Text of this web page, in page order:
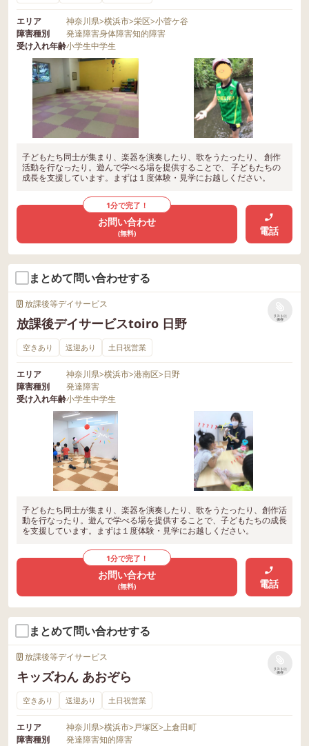
エリア 神奈川県>横浜市>栄区>小菅ケ谷
障害種別
発達障害身体障害知的障害
受け入れ年齢小学生中学生
子どもたち同士が集まり、楽器を演奏したり、歌をうたったり、 創作
活動を行なったり。遊んで学べる場を提供することで、 子どもたちの
成長を支援しています。まずは１度体験・見学にお越しください。
1分で完了！
お問い合わせ
(無料) 電話
まとめて問い合わせする
放課後等デイサービス
放課後デイサービスtoiro 日野
リストに
保存
空きあり 送迎あり 土日祝営業
エリア 神奈川県>横浜市>港南区>日野
障害種別
発達障害
受け入れ年齢小学生中学生
子どもたち同士が集まり、楽器を演奏したり、歌をうたったり、創作活
動を行なったり。遊んで学べる場を提供することで、子どもたちの成長
を支援しています。まずは１度体験・見学にお越しください。
1分で完了！
お問い合わせ
(無料) 電話
まとめて問い合わせする
放課後等デイサービス
キッズわん あおぞら
リストに
保存
空きあり 送迎あり 土日祝営業
エリア 神奈川県>横浜市>戸塚区>上倉田町
障害種別
発達障害知的障害